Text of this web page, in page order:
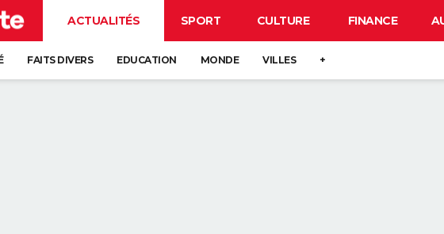
ACTUALITÉS SPORT CULTURE FINANCE
FAITS DIVERS EDUCATION MONDE VILLES +